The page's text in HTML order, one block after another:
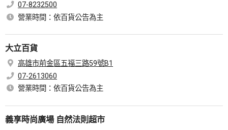
07-8232500
營業時間：依百貨公告為主
大立百貨
高雄市前金區五福三路59號B1
07-2613060
營業時間：依百貨公告為主
義享時尚廣場 自然法則超市